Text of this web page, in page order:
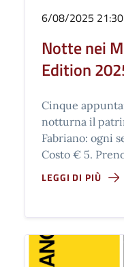
6/08/2025
Notte nei
Edition
Cinque
notturna il
Fabriano: ogni
Costo € 5.
LEGGI DI PIÙ